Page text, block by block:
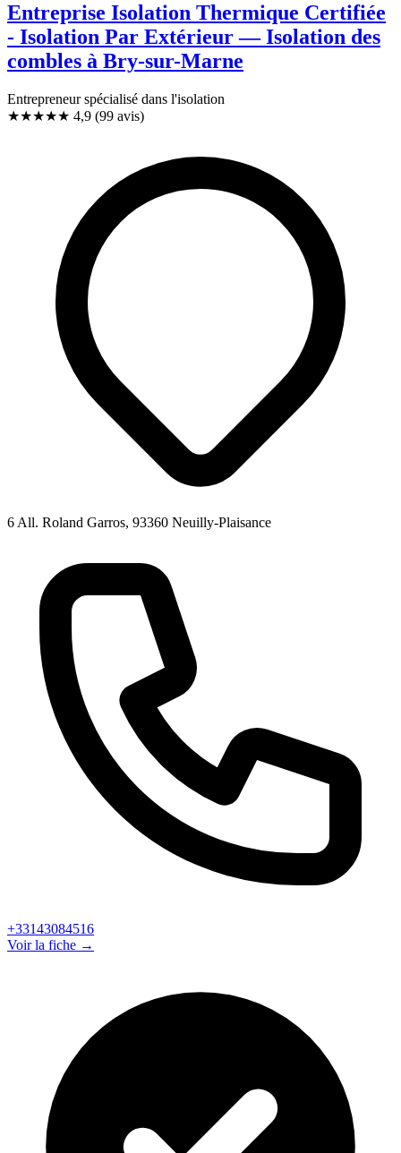
Entreprise Isolation Thermique Certifiée
- Isolation Par Extérieur — Isolation des
combles à Bry-sur-Marne
Entrepreneur spécialisé dans l'isolation
★★★★★ 4,9 (99 avis)
6 All. Roland Garros, 93360 Neuilly-Plaisance
+33143084516
Voir la fiche →